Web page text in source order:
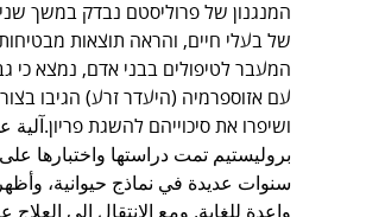
המנגנון של פרוליסטם נבדק במשך
של בעלי חיים, והראה תוצאות
המעבר לטיפולים בבני אדם, נמצא כי
עם אזוספרמיה (היעדר זרע) הגיבו
ושיפרו את סיכוייהם להשגת פריון.آلية
بروليستيم تمت دراستها واختبارها
سنوات عديدة في نماذج حيوانية،